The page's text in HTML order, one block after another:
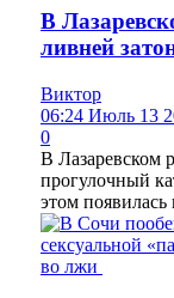
В
ливней
Виктор
06:24 Июль 13
0
В Лазаревском
прогулочный
этом появилась